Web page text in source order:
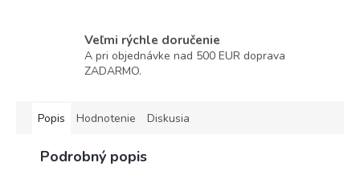
Veľmi rýchle doručenie
A pri objednávke nad 500 EUR doprava
ZADARMO.
Popis Hodnotenie Diskusia
Podrobný popis